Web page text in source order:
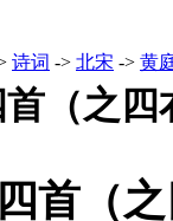
诗词 -> 北宋 -> 黄
（之四
首（